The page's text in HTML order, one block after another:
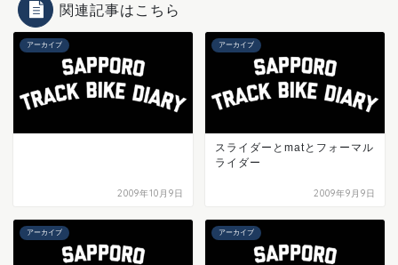
関連記事はこちら
アーカイブ
2009年10月9日
アーカイブ
スライダーとmatとフォーマル
ライダー
2009年9月9日
アーカイブ アーカイブ